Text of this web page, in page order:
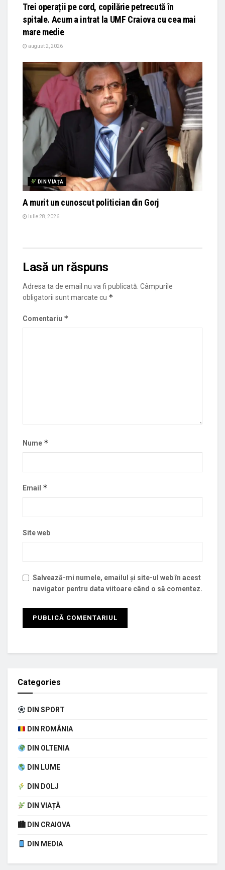
Trei operații pe cord, copilărie petrecută în
spitale. Acum a intrat la UMF Craiova cu cea mai
mare medie
august 2, 2026
DIN VIAȚĂ
A murit un cunoscut politician din Gorj
iulie 28, 2026
Lasă un răspuns
Adresa ta de email nu va fi publicată. Câmpurile
obligatorii sunt marcate cu *
Comentariu *
Nume *
Email *
Site web
Salvează-mi numele, emailul și site-ul web în acest
navigator pentru data viitoare când o să comentez.
Categories
DIN SPORT
DIN ROMÂNIA
DIN OLTENIA
DIN LUME
DIN DOLJ
DIN VIAȚĂ
🏙 DIN CRAIOVA
DIN MEDIA